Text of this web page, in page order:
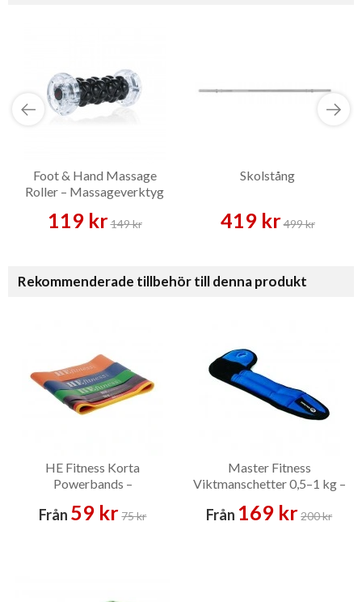
Foot & Hand Massage
Roller – Massageverktyg
119 kr149 kr
Skolstång
419 kr499 kr
Rekommenderade tillbehör till denna produkt
HE Fitness Korta
Powerbands –
Från 59 kr 75 kr
Master Fitness
Viktmanschetter 0,5–1 kg –
Från 169 kr200 kr